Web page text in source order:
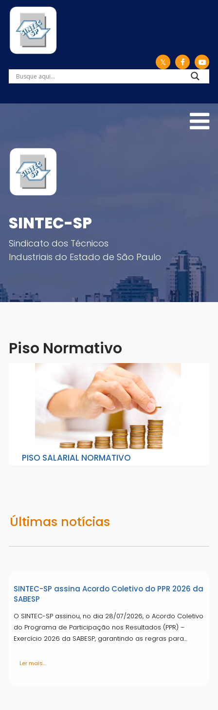
SINTEC-SP
Sindicato dos Técnicos
Industriais do Estado de São Paulo
Piso Normativo
PISO SALARIAL NORMATIVO
Últimas notícias
SINTEC-SP assina Acordo Coletivo do PPR 2026 da
SABESP
O SINTEC-SP assinou, no dia 28/07/2026, o Acordo Coletivo
do Programa de Participação nos Resultados (PPR) –
Exercício 2026 da SABESP, garantindo as regras para…
Ler mais...